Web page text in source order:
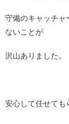
守備のキャッチャ
ないことが
沢山ありました。
安心して任せても